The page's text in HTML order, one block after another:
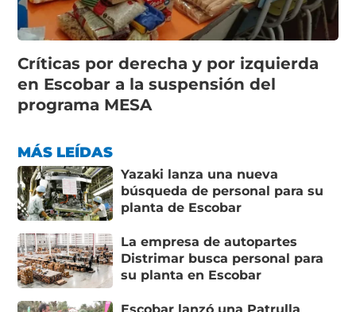
Críticas por derecha y por izquierda
en Escobar a la suspensión del
programa MESA
MÁS LEÍDAS
Yazaki lanza una nueva
búsqueda de personal para su
planta de Escobar
La empresa de autopartes
Distrimar busca personal para
su planta en Escobar
Escobar lanzó una Patrulla